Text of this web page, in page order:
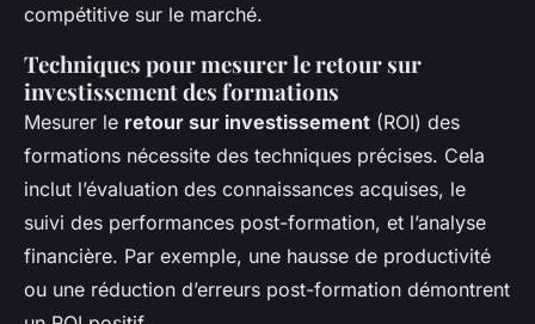
compétitive sur le marché.
Techniques pour mesurer le retour sur
investissement des formations
Mesurer le retour sur investissement (ROI) des
formations nécessite des techniques précises. Cela
inclut l’évaluation des connaissances acquises, le
suivi des performances post-formation, et l’analyse
financière. Par exemple, une hausse de productivité
ou une réduction d’erreurs post-formation démontrent